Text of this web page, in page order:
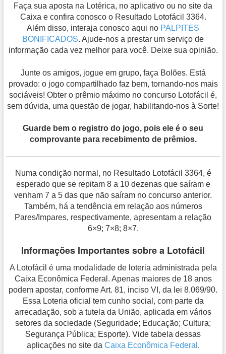
Faça sua aposta na Lotérica, no aplicativo ou no site da
Caixa e confira conosco o Resultado Lotofácil 3364.
Além disso, interaja conosco aqui no PALPITES
BONIFICADOS. Ajude-nos a prestar um serviço de
informação cada vez melhor para você. Deixe sua opinião.
Junte os amigos, jogue em grupo, faça Bolões. Está
provado: o jogo compartilhado faz bem, tornando-nos mais
sociáveis! Obter o prêmio máximo no concurso Lotofácil é,
sem dúvida, uma questão de jogar, habilitando-nos à Sorte!
Guarde bem o registro do jogo, pois ele é o seu
comprovante para recebimento de prêmios.
Numa condição normal, no Resultado Lotofácil 3364, é
esperado que se repitam 8 a 10 dezenas que saíram e
venham 7 a 5 das que não saíram no concurso anterior.
Também, há a tendência em relação aos números
Pares/Impares, respectivamente, apresentam a relação
6×9; 7×8; 8×7.
Informações Importantes sobre a Lotofácil
A Lotofácil é uma modalidade de loteria administrada pela
Caixa Econômica Federal. Apenas maiores de 18 anos
podem apostar, conforme Art. 81, inciso VI, da lei 8.069/90.
Essa Loteria oficial tem cunho social, com parte da
arrecadação, sob a tutela da União, aplicada em vários
setores da sociedade (Seguridade; Educação; Cultura;
Segurança Pública; Esporte). Vide tabela dessas
aplicações no site da Caixa Econômica Federal .